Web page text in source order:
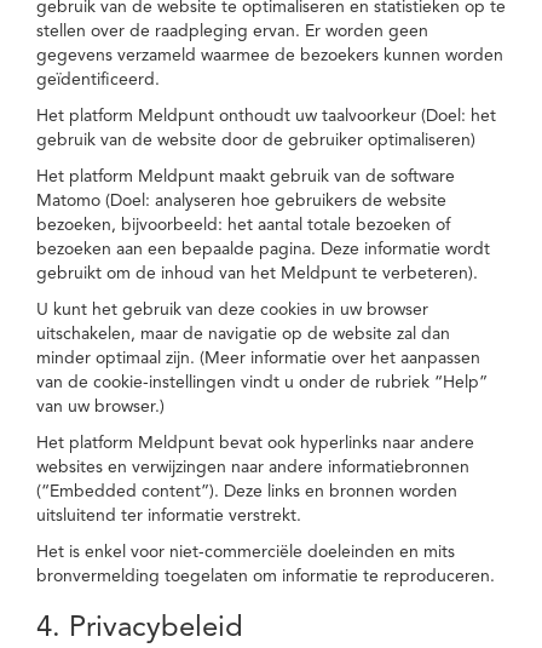
gebruik van de website te optimaliseren en statistieken op te
stellen over de raadpleging ervan. Er worden geen
gegevens verzameld waarmee de bezoekers kunnen worden
geïdentificeerd.
Het platform Meldpunt onthoudt uw taalvoorkeur (Doel: het
gebruik van de website door de gebruiker optimaliseren)
Het platform Meldpunt maakt gebruik van de software
Matomo (Doel: analyseren hoe gebruikers de website
bezoeken, bijvoorbeeld: het aantal totale bezoeken of
bezoeken aan een bepaalde pagina. Deze informatie wordt
gebruikt om de inhoud van het Meldpunt te verbeteren).
U kunt het gebruik van deze cookies in uw browser
uitschakelen, maar de navigatie op de website zal dan
minder optimaal zijn. (Meer informatie over het aanpassen
van de cookie-instellingen vindt u onder de rubriek “Help”
van uw browser.)
Het platform Meldpunt bevat ook hyperlinks naar andere
websites en verwijzingen naar andere informatiebronnen
(“Embedded content”). Deze links en bronnen worden
uitsluitend ter informatie verstrekt.
Het is enkel voor niet-commerciële doeleinden en mits
bronvermelding toegelaten om informatie te reproduceren.
4. Privacybeleid